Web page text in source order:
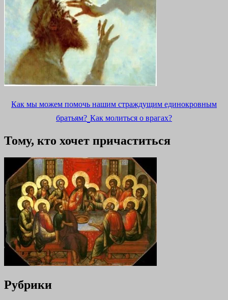
Как мы можем помочь нашим страждущим единокровным
братьям? Как молиться о врагах?
Тому, кто хочет причаститься
Рубрики